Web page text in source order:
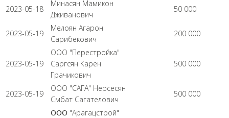
2023-05-18
Минасян Мамикон
Дживанович
50 000
2023-05-19
Мелоян Агарон
Сарибекович
200 000
2023-05-19
ООО "Перестройка"
Саргсян Карен
Грачикович
500 000
2023-05-19
ООО "САГА" Нерсесян
Смбат Сагателович
500 000
ՕՕՕ "Арагацстрой"